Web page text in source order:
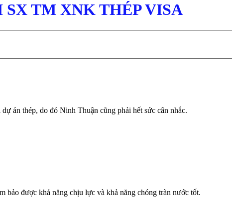
SX TM XNK THÉP VISA
án thép, do đó Ninh Thuận cũng phải hết sức cân nhắc.
bảo được khả năng chịu lực và khả năng chóng tràn nước tốt.